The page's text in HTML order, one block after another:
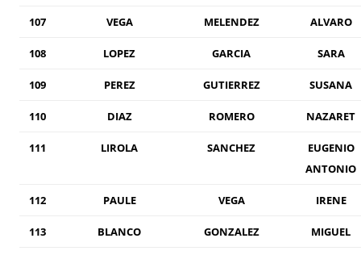
107 VEGA MELENDEZ ALVARO
108 LOPEZ GARCIA SARA
109 PEREZ GUTIERREZ SUSANA
110 DIAZ ROMERO NAZARET
111 LIROLA SANCHEZ
EUGENIO
ANTONIO
112 PAULE VEGA IRENE
113 BLANCO GONZALEZ MIGUEL